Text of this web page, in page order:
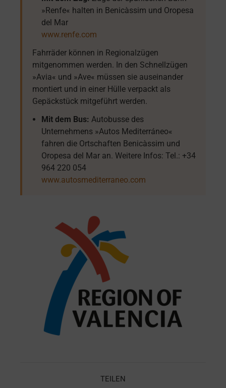
»Renfe« halten in Benicàssim und Oropesa
del Mar
www.renfe.com
Fahrräder können in Regionalzügen
mitgenommen werden. In den Schnellzügen
»Avia« und »Ave« müssen sie auseinander
montiert und in einer Hülle verpackt als
Gepäckstück mitgeführt werden.
Mit dem Bus: Autobusse des
Unternehmens »Autos Mediterráneo«
fahren die Ortschaften Benicàssim und
Oropesa del Mar an. Weitere Infos: Tel.: +34
964 220 054
www.autosmediterraneo.com
TEILEN